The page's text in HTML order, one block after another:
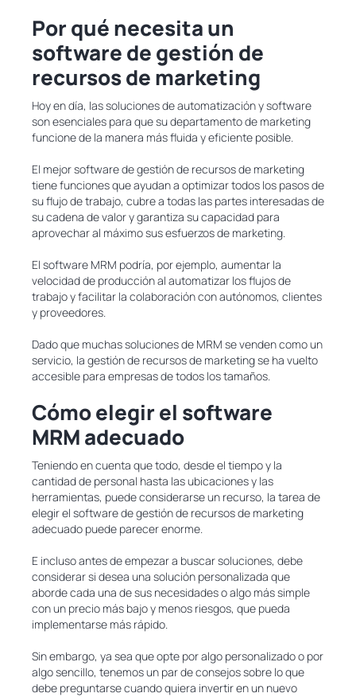
Por qué necesita un
software de gestión de
recursos de marketing
Hoy en día, las soluciones de automatización y software
son esenciales para que su departamento de marketing
funcione de la manera más fluida y eficiente posible.
El mejor software de gestión de recursos de marketing
tiene funciones que ayudan a optimizar todos los pasos de
su flujo de trabajo, cubre a todas las partes interesadas de
su cadena de valor y garantiza su capacidad para
aprovechar al máximo sus esfuerzos de marketing.
El software MRM podría, por ejemplo, aumentar la
velocidad de producción al automatizar los flujos de
trabajo y facilitar la colaboración con autónomos, clientes
y proveedores.
Dado que muchas soluciones de MRM se venden como un
servicio, la gestión de recursos de marketing se ha vuelto
accesible para empresas de todos los tamaños.
Cómo elegir el software
MRM adecuado
Teniendo en cuenta que todo, desde el tiempo y la
cantidad de personal hasta las ubicaciones y las
herramientas, puede considerarse un recurso, la tarea de
elegir el software de gestión de recursos de marketing
adecuado puede parecer enorme.
E incluso antes de empezar a buscar soluciones, debe
considerar si desea una solución personalizada que
aborde cada una de sus necesidades o algo más simple
con un precio más bajo y menos riesgos, que pueda
implementarse más rápido.
Sin embargo, ya sea que opte por algo personalizado o por
algo sencillo, tenemos un par de consejos sobre lo que
debe preguntarse cuando quiera invertir en un nuevo